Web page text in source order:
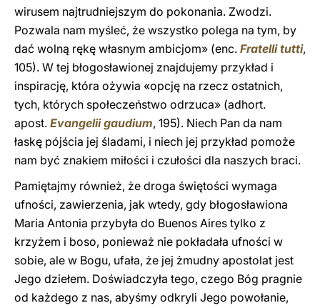
wirusem najtrudniejszym do pokonania. Zwodzi.
Pozwala nam myśleć, że wszystko polega na tym, by
dać wolną rękę własnym ambicjom» (enc. Fratelli tutti,
105). W tej błogosławionej znajdujemy przykład i
inspirację, która ożywia «opcję na rzecz ostatnich,
tych, których społeczeństwo odrzuca» (adhort.
apost. Evangelii gaudium, 195). Niech Pan da nam
łaskę pójścia jej śladami, i niech jej przykład pomoże
nam być znakiem miłości i czułości dla naszych braci.
Pamiętajmy również, że droga świętości wymaga
ufności, zawierzenia, jak wtedy, gdy błogosławiona
Maria Antonia przybyła do Buenos Aires tylko z
krzyżem i boso, ponieważ nie pokładała ufności w
sobie, ale w Bogu, ufała, że jej żmudny apostolat jest
Jego dziełem. Doświadczyła tego, czego Bóg pragnie
od każdego z nas, abyśmy odkryli Jego powołanie,